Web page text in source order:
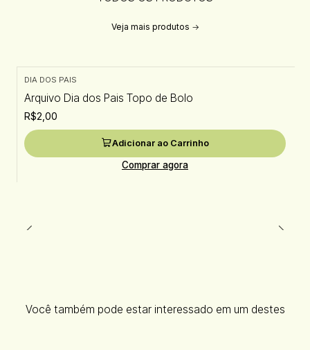
Veja mais produtos
DIA DOS PAIS
Arquivo Dia dos Pais Topo de Bolo
R$2,00
Adicionar ao Carrinho
Comprar agora
Você também pode estar interessado em um destes